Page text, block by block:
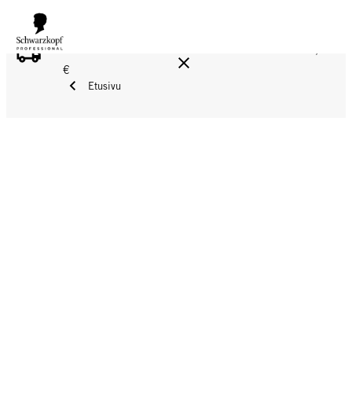
ILMAINEN TOIMITUS YLI 160 € TILAUKSIIN!
€
Etusivu